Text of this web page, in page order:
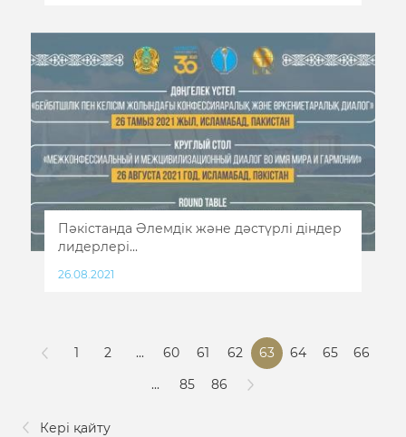
Пәкістанда Әлемдік және дәстүрлі діндер
лидерлері...
26.08.2021
Кері қайту
1 2 ... 60 61 62 63 64 65
66
...
85 86